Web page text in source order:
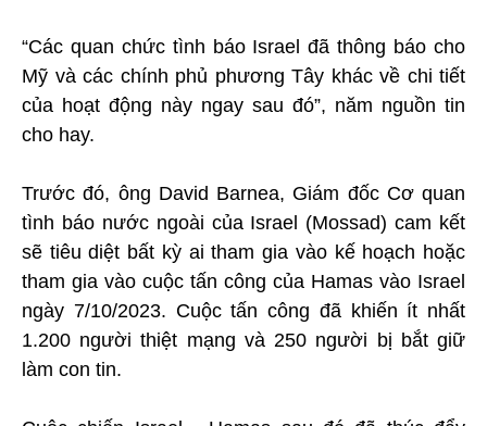
“Các quan chức tình báo Israel đã thông báo cho
Mỹ và các chính phủ phương Tây khác về chi tiết
của hoạt động này ngay sau đó”, năm nguồn tin
cho hay.
Trước đó, ông David Barnea, Giám đốc Cơ quan
tình báo nước ngoài của Israel (Mossad) cam kết
sẽ tiêu diệt bất kỳ ai tham gia vào kế hoạch hoặc
tham gia vào cuộc tấn công của Hamas vào Israel
ngày 7/10/2023. Cuộc tấn công đã khiến ít nhất
1.200 người thiệt mạng và 250 người bị bắt giữ
làm con tin.